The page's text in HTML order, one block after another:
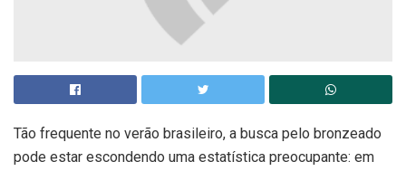
Tão frequente no verão brasileiro, a busca pelo bronzeado
pode estar escondendo uma estatística preocupante: em